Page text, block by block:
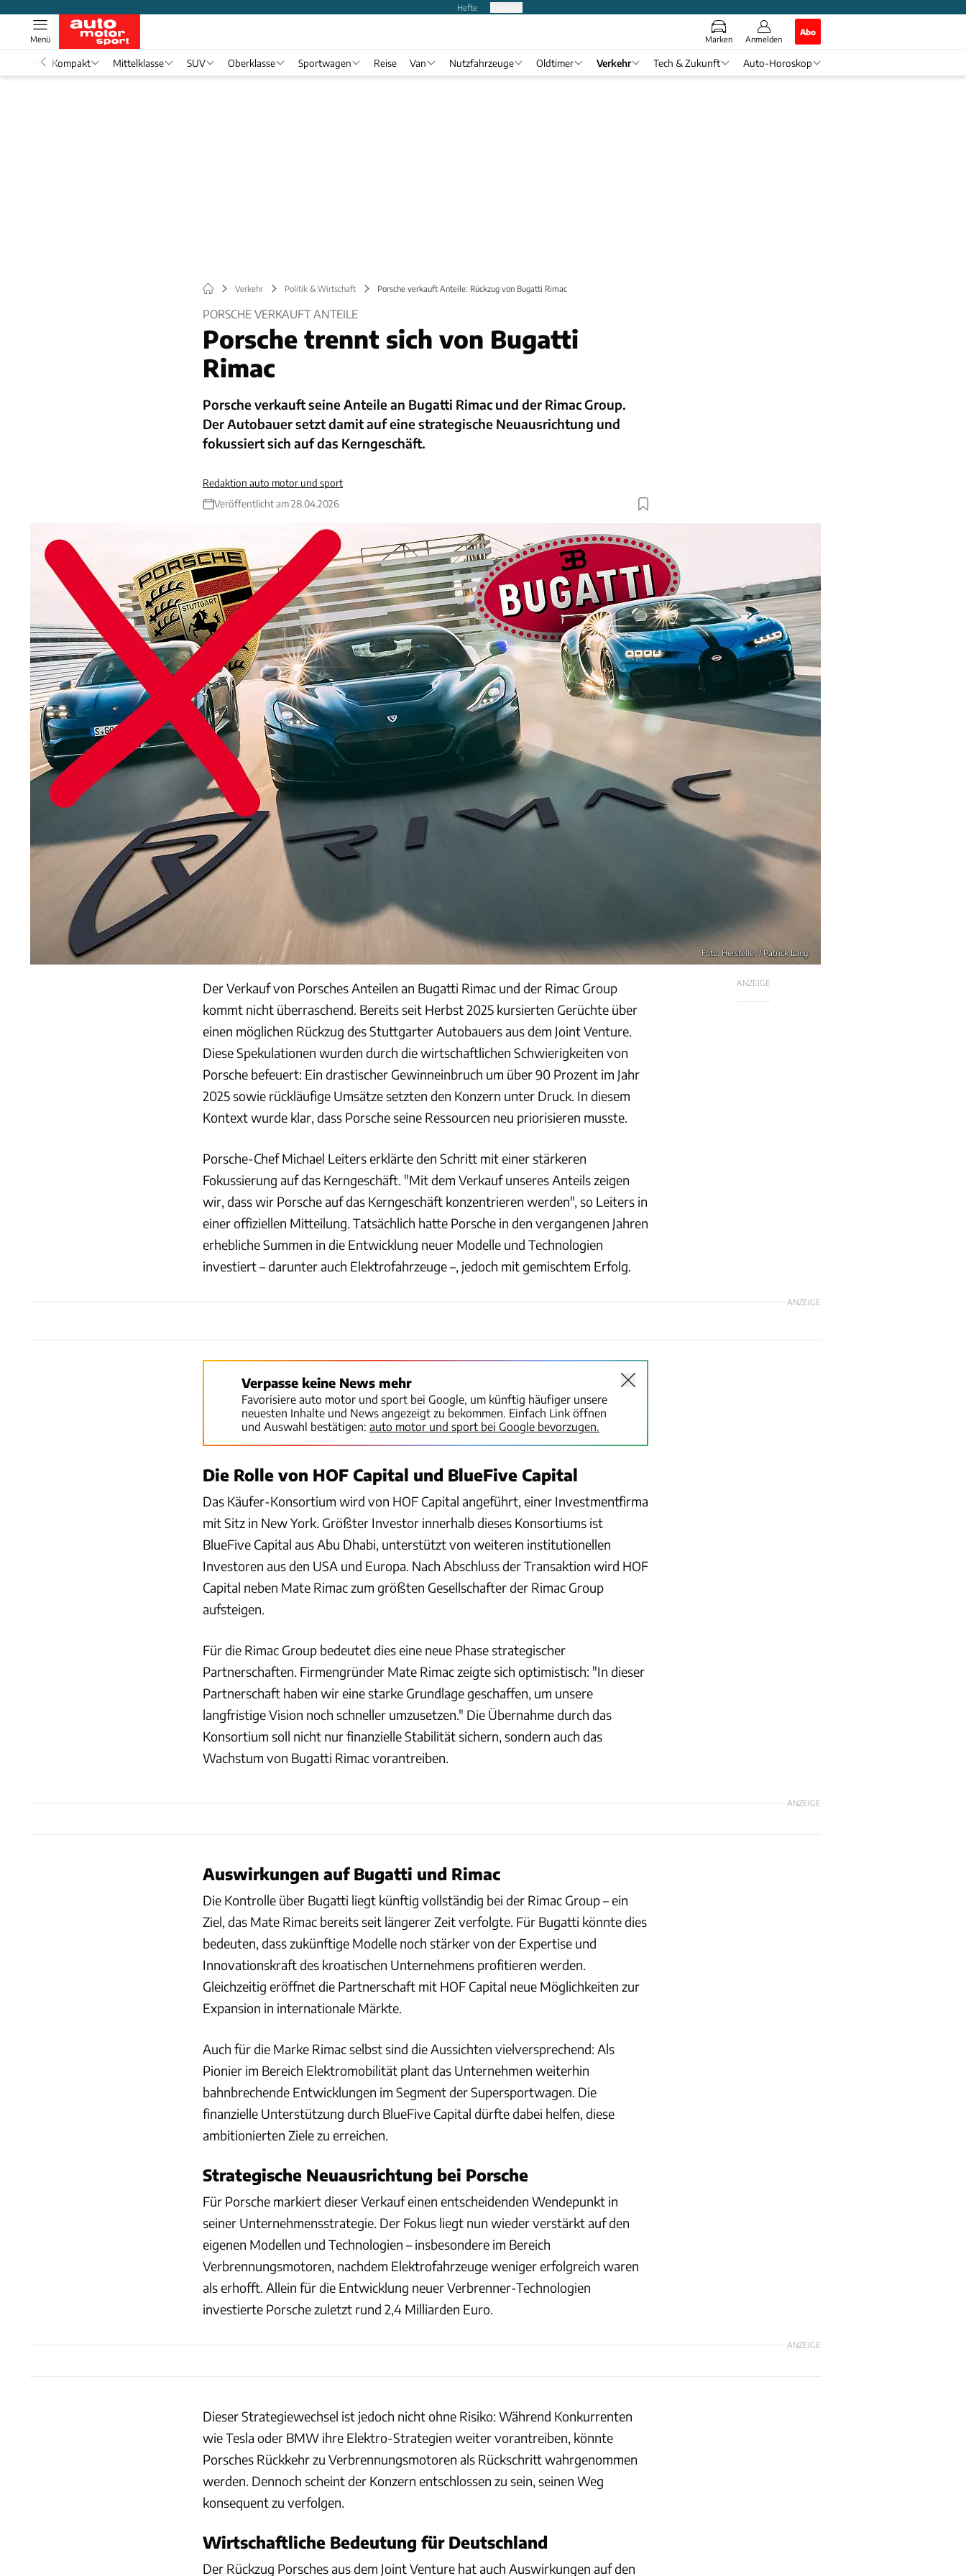
Hefte
Marken Anmelden
Abo
Menü
Kompakt Mittelklasse SUV Oberklasse Sportwagen Reise Van Nutzfahrzeuge Oldtimer Verkehr Tech & Zukunft Auto-Horoskop
Verkehr Politik & Wirtschaft Porsche verkauft Anteile: Rückzug von Bugatti Rimac
PORSCHE VERKAUFT ANTEILE
Porsche trennt sich von Bugatti
Rimac
Porsche verkauft seine Anteile an Bugatti Rimac und der Rimac Group.
Der Autobauer setzt damit auf eine strategische Neuausrichtung und
fokussiert sich auf das Kerngeschäft.
Redaktion auto motor und sport
Veröffentlicht am 28.04.2026
Foto: Hersteller / Patrick Lang
ANZEIGE
Der Verkauf von Porsches Anteilen an Bugatti Rimac und der Rimac Group
kommt nicht überraschend. Bereits seit Herbst 2025 kursierten Gerüchte über
einen möglichen Rückzug des Stuttgarter Autobauers aus dem Joint Venture.
Diese Spekulationen wurden durch die wirtschaftlichen Schwierigkeiten von
Porsche befeuert: Ein drastischer Gewinneinbruch um über 90 Prozent im Jahr
2025 sowie rückläufige Umsätze setzten den Konzern unter Druck. In diesem
Kontext wurde klar, dass Porsche seine Ressourcen neu priorisieren musste.
Porsche-Chef Michael Leiters erklärte den Schritt mit einer stärkeren
Fokussierung auf das Kerngeschäft. "Mit dem Verkauf unseres Anteils zeigen
wir, dass wir Porsche auf das Kerngeschäft konzentrieren werden", so Leiters in
einer offiziellen Mitteilung. Tatsächlich hatte Porsche in den vergangenen Jahren
erhebliche Summen in die Entwicklung neuer Modelle und Technologien
investiert – darunter auch Elektrofahrzeuge –, jedoch mit gemischtem Erfolg.
ANZEIGE
Verpasse keine News mehr
Favorisiere auto motor und sport bei Google, um künftig häufiger unsere
neuesten Inhalte und News angezeigt zu bekommen. Einfach Link öffnen
und Auswahl bestätigen: auto motor und sport bei Google bevorzugen.
Die Rolle von HOF Capital und BlueFive Capital
Das Käufer-Konsortium wird von HOF Capital angeführt, einer Investmentfirma
mit Sitz in New York. Größter Investor innerhalb dieses Konsortiums ist
BlueFive Capital aus Abu Dhabi, unterstützt von weiteren institutionellen
Investoren aus den USA und Europa. Nach Abschluss der Transaktion wird HOF
Capital neben Mate Rimac zum größten Gesellschafter der Rimac Group
aufsteigen.
Für die Rimac Group bedeutet dies eine neue Phase strategischer
Partnerschaften. Firmengründer Mate Rimac zeigte sich optimistisch: "In dieser
Partnerschaft haben wir eine starke Grundlage geschaffen, um unsere
langfristige Vision noch schneller umzusetzen." Die Übernahme durch das
Konsortium soll nicht nur finanzielle Stabilität sichern, sondern auch das
Wachstum von Bugatti Rimac vorantreiben.
ANZEIGE
Auswirkungen auf Bugatti und Rimac
Die Kontrolle über Bugatti liegt künftig vollständig bei der Rimac Group – ein
Ziel, das Mate Rimac bereits seit längerer Zeit verfolgte. Für Bugatti könnte dies
bedeuten, dass zukünftige Modelle noch stärker von der Expertise und
Innovationskraft des kroatischen Unternehmens profitieren werden.
Gleichzeitig eröffnet die Partnerschaft mit HOF Capital neue Möglichkeiten zur
Expansion in internationale Märkte.
Auch für die Marke Rimac selbst sind die Aussichten vielversprechend: Als
Pionier im Bereich Elektromobilität plant das Unternehmen weiterhin
bahnbrechende Entwicklungen im Segment der Supersportwagen. Die
finanzielle Unterstützung durch BlueFive Capital dürfte dabei helfen, diese
ambitionierten Ziele zu erreichen.
Strategische Neuausrichtung bei Porsche
Für Porsche markiert dieser Verkauf einen entscheidenden Wendepunkt in
seiner Unternehmensstrategie. Der Fokus liegt nun wieder verstärkt auf den
eigenen Modellen und Technologien – insbesondere im Bereich
Verbrennungsmotoren, nachdem Elektrofahrzeuge weniger erfolgreich waren
als erhofft. Allein für die Entwicklung neuer Verbrenner-Technologien
investierte Porsche zuletzt rund 2,4 Milliarden Euro.
ANZEIGE
Dieser Strategiewechsel ist jedoch nicht ohne Risiko: Während Konkurrenten
wie Tesla oder BMW ihre Elektro-Strategien weiter vorantreiben, könnte
Porsches Rückkehr zu Verbrennungsmotoren als Rückschritt wahrgenommen
werden. Dennoch scheint der Konzern entschlossen zu sein, seinen Weg
konsequent zu verfolgen.
Wirtschaftliche Bedeutung für Deutschland
Der Rückzug Porsches aus dem Joint Venture hat auch Auswirkungen auf den